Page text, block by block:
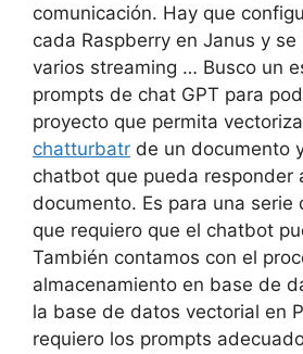
comunicación. Hay que
cada Raspberry en Janus y
varios streaming … Busco un
prompts de chat GPT para
proyecto que permita
chatturbatr de un documento
chatbot que pueda responder
documento. Es para una serie
que requiero que el chatbot
También contamos con el
almacenamiento en base de
la base de datos vectorial en
requiero los prompts